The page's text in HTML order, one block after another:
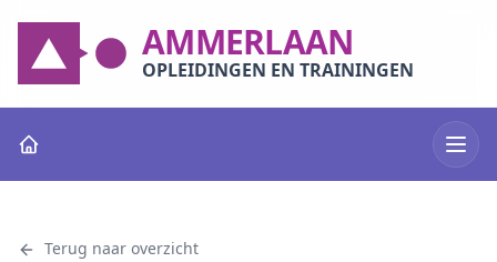
AMMERLAAN
OPLEIDINGEN EN TRAININGEN
Terug naar overzicht